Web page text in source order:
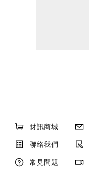
財訊商城
聯絡我們
常見問題